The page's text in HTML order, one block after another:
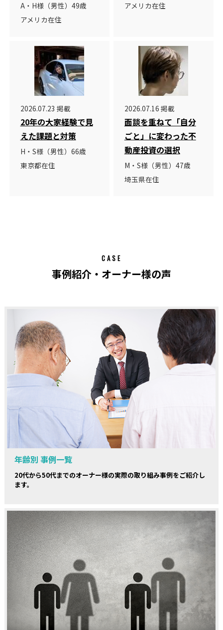
A・H様（男性）49歳
アメリカ在住
アメリカ在住
2026.07.23 掲載
20年の大家経験で見
えた課題と対策
H・S様（男性）66歳
東京都在住
2026.07.16 掲載
面談を重ねて「自分
ごと」に変わった不
動産投資の選択
M・S様（男性）47歳
埼玉県在住
CASE
事例紹介・オーナー様の声
年齢別 事例一覧
20代から50代までのオーナー様の実際の取り組み事例をご紹介し
ます。